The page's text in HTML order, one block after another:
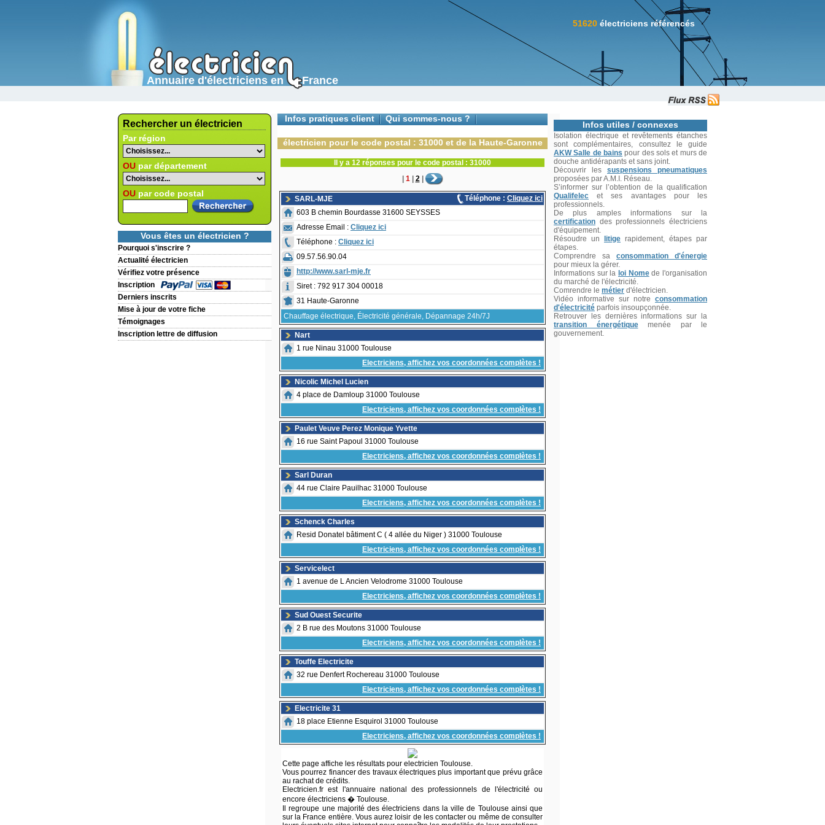
Annuaire d'électriciens en France
51620 électriciens référencés
Rechercher un électricien
Par région
OU par département
OU par code postal
Vous êtes un électricien ?
Pourquoi s'inscrire ?
Actualité électricien
Vérifiez votre présence
Inscription
Derniers inscrits
Mise à jour de votre fiche
Témoignages
Inscription lettre de diffusion
Infos pratiques client
Qui sommes-nous ?
électricien pour le code postal : 31000 et de la Haute-Garonne
Il y a 12 réponses pour le code postal : 31000
1| 2|
SARL-MJE Téléphone : Cliquez ici
603 B chemin Bourdasse 31600 SEYSSES
Adresse Email : Cliquez ici
Téléphone : Cliquez ici
09.57.56.90.04
http://www.sarl-mje.fr
Siret : 792 917 304 00018
31 Haute-Garonne
Chauffage électrique, Électricité générale, Dépannage 24h/7J
Nart
1 rue Ninau 31000 Toulouse
Electriciens, affichez vos coordonnées complètes !
Nicolic Michel Lucien
4 place de Damloup 31000 Toulouse
Electriciens, affichez vos coordonnées complètes !
Paulet Veuve Perez Monique Yvette
16 rue Saint Papoul 31000 Toulouse
Electriciens, affichez vos coordonnées complètes !
Sarl Duran
44 rue Claire Pauilhac 31000 Toulouse
Electriciens, affichez vos coordonnées complètes !
Schenck Charles
Resid Donatel bâtiment C ( 4 allée du Niger ) 31000 Toulouse
Electriciens, affichez vos coordonnées complètes !
Servicelect
1 avenue de L Ancien Velodrome 31000 Toulouse
Electriciens, affichez vos coordonnées complètes !
Sud Ouest Securite
2 B rue des Moutons 31000 Toulouse
Electriciens, affichez vos coordonnées complètes !
Touffe Electricite
32 rue Denfert Rochereau 31000 Toulouse
Electriciens, affichez vos coordonnées complètes !
Electricite 31
18 place Etienne Esquirol 31000 Toulouse
Electriciens, affichez vos coordonnées complètes !
Cette page affiche les résultats pour electricien Toulouse.
Vous pourrez financer des travaux électriques plus important que prévu grâce
au rachat de crédits.
Electricien.fr est l'annuaire national des professionnels de l'électricité ou
encore électriciens � Toulouse.
Il regroupe une majorité des électriciens dans la ville de Toulouse ainsi que
sur la France entière. Vous aurez loisir de les contacter ou même de consulter
Infos utiles / connexes
Isolation électrique et revêtements étanches
sont complémentaires, consultez le guide
AKW Salle de bains pour des sols et murs de
douche antidérapants et sans joint.
Découvrir les suspensions pneumatiques
proposées par A.M.I. Réseau.
S’informer sur l’obtention de la qualification
Qualifelec et ses avantages pour les
professionnels.
De plus amples informations sur la
certification des professionnels électriciens
d'équipement.
Résoudre un
litige rapidement, étapes par
étapes.
Comprendre sa consommation d'énergie
pour mieux la gérer.
Informations sur la loi Nomede l'organisation
du marché de l'électricité.
Comrendre le métier d'électricien.
Vidéo informative sur notre consommation
d'électricité parfois insoupçonnée.
Retrouver les dernières informations sur la
transition énergétiquemenée par le
gouvernement.